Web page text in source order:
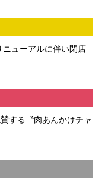
ニューアルに伴い閉店
する〝肉あんかけチャ